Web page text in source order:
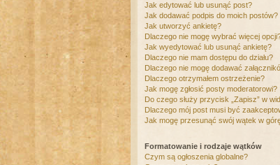
Jak edytować lub usunąć post?
Jak dodawać podpis do moich postów?
Jak utworzyć ankietę?
Dlaczego nie mogę wybrać więcej
Jak wyedytować lub usunąć ankietę?
Dlaczego nie mam dostępu do działu?
Dlaczego nie mogę dodawać
Dlaczego otrzymałem ostrzeżenie?
Jak mogę zgłosić posty moderatorowi?
Do czego służy przycisk „Zapisz” w
Dlaczego mój post musi być
Jak mogę przesunąć swój wątek w
Formatowanie i rodzaje wątków
Czym są ogłoszenia globalne?